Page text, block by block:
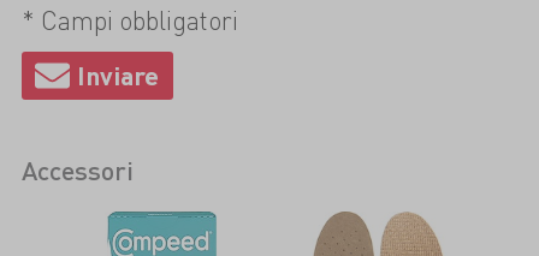
* Campi obbligatori
Accessori